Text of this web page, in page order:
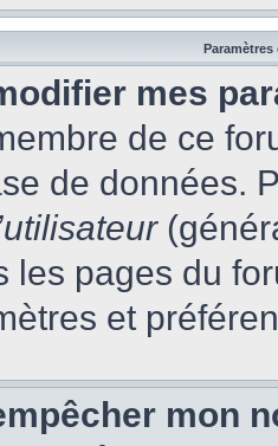
Paramètres
mes
de ce
de données.
les pages du
et
mon